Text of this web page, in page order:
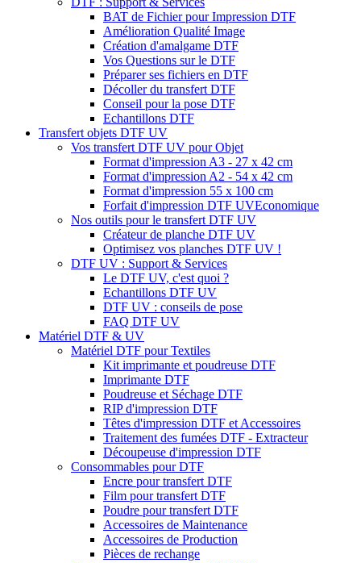
BAT de Fichier pour Impression DTF
Amélioration Qualité Image
Création d'amalgame DTF
Vos Questions sur le DTF
Préparer ses fichiers en DTF
Décoller du transfert DTF
Conseil pour la pose DTF
Echantillons DTF
Transfert objets DTF UV
Vos transfert DTF UV pour Objet
Format d'impression A3 - 27 x 42 cm
Format d'impression A2 - 54 x 42 cm
Format d'impression 55 x 100 cm
Forfait d'impression DTF UVEconomique
Nos outils pour le transfert DTF UV
Créateur de planche DTF UV
Optimisez vos planches DTF UV !
DTF UV : Support & Services
Le DTF UV, c'est quoi ?
Echantillons DTF UV
DTF UV : conseils de pose
FAQ DTF UV
Matériel DTF & UV
Matériel DTF pour Textiles
Kit imprimante et poudreuse DTF
Imprimante DTF
Poudreuse et Séchage DTF
RIP d'impression DTF
Têtes d'impression DTF et Accessoires
Traitement des fumées DTF - Extracteur
Découpeuse d'impression DTF
Consommables pour DTF
Encre pour transfert DTF
Film pour transfert DTF
Poudre pour transfert DTF
Accessoires de Maintenance
Accessoires de Production
Pièces de rechange